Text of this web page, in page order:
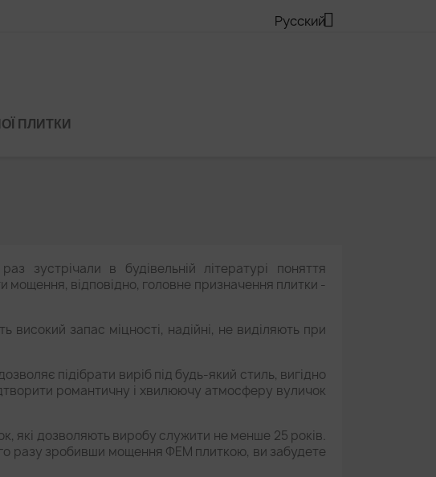
Русский
ПЛИТКИ
зустрічали в будівельній літературі поняття
відповідно, головне призначення плитки -
запас міцності, надійні, не виділяють при
підібрати виріб під будь-який стиль, вигідно
романтичну і хвилюючу атмосферу вуличок
які дозволяють виробу служити не менше 25 років.
разу зробивши мощення ФЕМ плиткою, ви забудете